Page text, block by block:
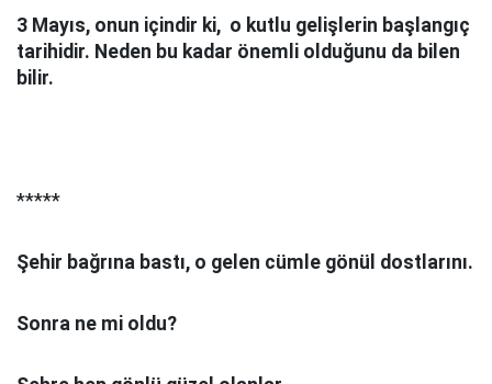
3 Mayıs, onun içindir ki, o kutlu gelişlerin başlangıç
tarihidir. Neden bu kadar önemli olduğunu da bilen
bilir.
*****
Şehir bağrına bastı, o gelen cümle gönül dostlarını.
Sonra ne mi oldu?